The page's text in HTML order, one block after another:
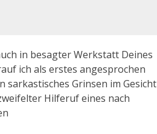
in besagter Werkstatt Deines
ich als erstes angesprochen
sarkastisches Grinsen im Gesicht
Hilferuf eines nach